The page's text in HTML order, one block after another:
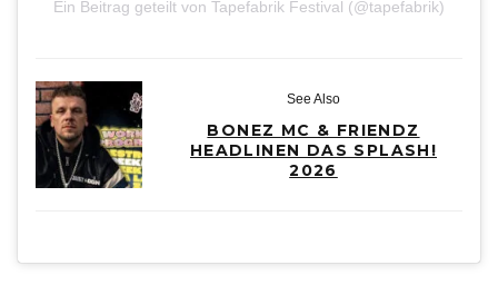
Ein Beitrag geteilt von Tapefabrik Festival (@tapefabrik)
See Also
BONEZ MC & FRIENDZ
HEADLINEN DAS SPLASH!
2026